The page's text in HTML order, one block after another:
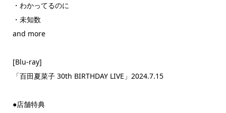
・わかってるのに
・未知数
and more
[Blu-ray]
「百田夏菜子 30th BIRTHDAY LIVE」2024.7.15
●店舗特典